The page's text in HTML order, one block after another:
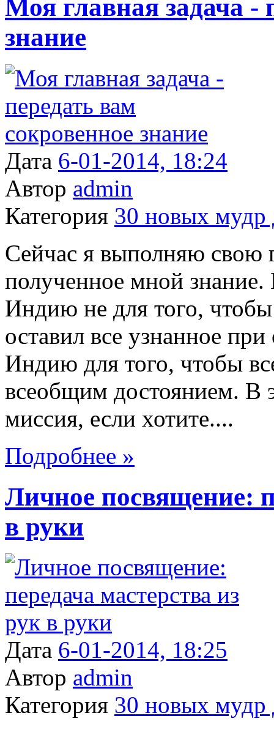
Моя главная задача -
знание
Дата 6-01-2014, 18:24
Автор admin
Категория 30 новых мудр
Сейчас я выполняю свою
полученное мной
Индию не для того,
оставил все узнанное
Индию для того, чтобы
всеобщим достоянием. В
миссия, если хотите....
Подробнее »
Личное посвящение:
в руки
Дата 6-01-2014, 18:25
Автор admin
Категория 30 новых мудр